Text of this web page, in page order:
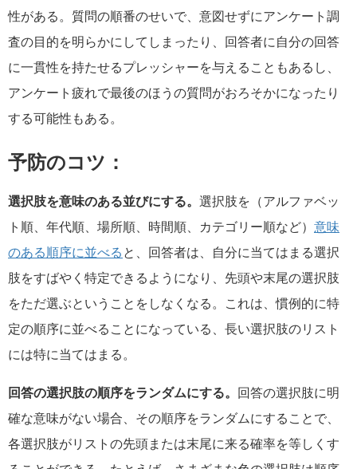
性がある。質問の順番のせいで、意図せずにアンケート調
査の目的を明らかにしてしまったり、回答者に自分の回答
に一貫性を持たせるプレッシャーを与えることもあるし、
アンケート疲れで最後のほうの質問がおろそかになったり
する可能性もある。
予防のコツ：
選択肢を意味のある並びにする。 選択肢を（アルファベッ
ト順、年代順、場所順、時間順、カテゴリー順など） 意味
のある順序に並べる と、回答者は、自分に当てはまる選択
肢をすばやく特定できるようになり、先頭や末尾の選択肢
をただ選ぶということをしなくなる。これは、慣例的に特
定の順序に並べることになっている、長い選択肢のリスト
には特に当てはまる。
回答の選択肢の順序をランダムにする。 回答の選択肢に明
確な意味がない場合、その順序をランダムにすることで、
各選択肢がリストの先頭または末尾に来る確率を等しくす